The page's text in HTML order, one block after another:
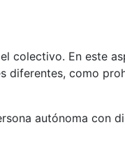
colectivo. En este
diferentes, como
autónoma con